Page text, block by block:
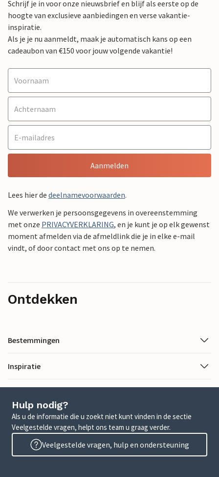
Schrijf je in voor onze nieuwsbrief en blijf als eerste op de
hoogte van exclusieve aanbiedingen en verse vakantie-
inspiratie.
Als je je nu aanmeldt, maak je automatisch kans op een
cadeaubon van €150 voor jouw volgende vakantie!
Aanmelden
Lees hier de deelnamevoorwaarden.
We verwerken je persoonsgegevens in overeenstemming
met onze PRIVACYVERKLARING, en je kunt je op elk gewenst
moment afmelden via de afmeldlink die je in elke e-mail
vindt, of door contact met ons op te nemen.
Ontdekken
Bestemmingen
Inspiratie
Hulp nodig?
Als u de informatie die u zoekt niet kunt vinden in de sectie
Veelgestelde vragen, helpt ons team u graag verder.
Veelgestelde vragen, hulp en ondersteuning